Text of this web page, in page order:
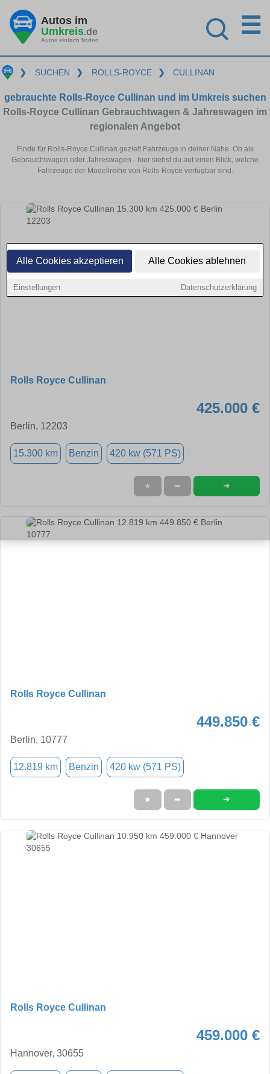
Alle Cookies akzeptieren Alle Cookies ablehnen
Einstellungen Datenschutzerklärung
Autos im
Umkreis.de
Autos einfach finden
☰
❯ SUCHEN ❯ ROLLS-ROYCE ❯ CULLINAN
gebrauchte Rolls-Royce Cullinan und im Umkreis suchen
Rolls-Royce Cullinan Gebrauchtwagen & Jahreswagen im
regionalen Angebot
Finde für Rolls-Royce Cullinan gezielt Fahrzeuge in deiner Nähe. Ob als
Gebrauchtwagen oder Jahreswagen - hier siehst du auf einen Blick, welche
Fahrzeuge der Modellreihe von Rolls-Royce verfügbar sind.
Rolls Royce Cullinan
425.000 €
Berlin, 12203
15.300 km Benzin 420 kw (571 PS)
★ ➦ ➜
Rolls Royce Cullinan
449.850 €
Berlin, 10777
12.819 km Benzin 420 kw (571 PS)
★ ➦ ➜
Rolls Royce Cullinan
459.000 €
Hannover, 30655